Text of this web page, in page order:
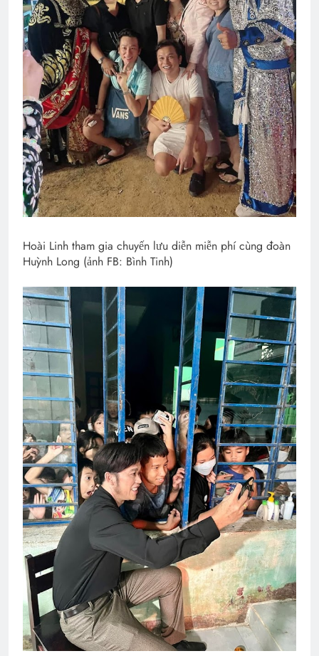
Hoài Linh tham gia chuyến lưu diễn miễn phí cùng đoàn
Huỳnh Long (ảnh FB: Bình Tinh)